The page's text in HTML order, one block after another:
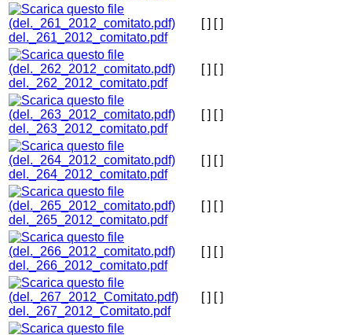
del._261_2012_comitato.pdf
[ ] [ ]
del._262_2012_comitato.pdf
[ ] [ ]
del._263_2012_comitato.pdf
[ ] [ ]
del._264_2012_comitato.pdf
[ ] [ ]
del._265_2012_comitato.pdf
[ ] [ ]
del._266_2012_comitato.pdf
[ ] [ ]
del._267_2012_Comitato.pdf
[ ] [ ]